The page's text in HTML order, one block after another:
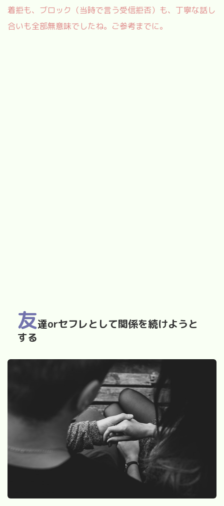
着拒も、ブロック（当時で言う受信拒否）も、丁寧な話し
合いも全部無意味でしたね。ご参考までに。
友達orセフレとして関係を続けようと
する